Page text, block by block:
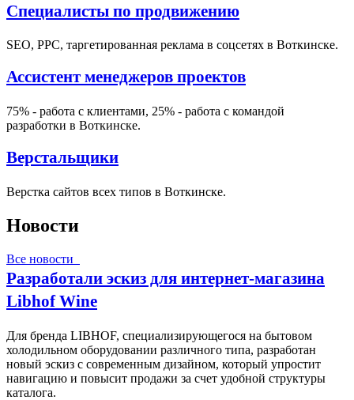
Специалисты по продвижению
SEO, PPC, таргетированная реклама в соцсетях в Воткинске.
Ассистент менеджеров проектов
75% - работа с клиентами, 25% - работа с командой
разработки в Воткинске.
Верстальщики
Верстка сайтов всех типов в Воткинске.
Новости
Все новости
Разработали эскиз для интернет-магазина
Libhof Wine
Для бренда LIBHOF, специализирующегося на бытовом
холодильном оборудовании различного типа, разработан
новый эскиз с современным дизайном, который упростит
навигацию и повысит продажи за счет удобной структуры
каталога.